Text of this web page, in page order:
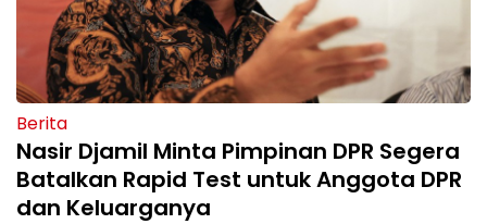
Berita
Nasir Djamil Minta Pimpinan DPR Segera
Batalkan Rapid Test untuk Anggota DPR
dan Keluarganya